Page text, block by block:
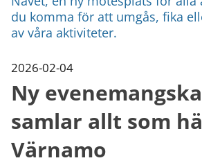
du komma för att umgås, fika
av våra aktiviteter.
2026-02-04
Ny
samlar allt som
Värnamo